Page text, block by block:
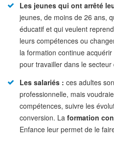
Les jeunes qui ont arrêté
jeunes, de moins de 26 ans,
éducatif et qui veulent
leurs compétences ou
la formation continue
pour travailler dans le
Les salariés : ces adultes
professionnelle, mais
compétences, suivre les
conversion. La formation
Enfance leur permet de le